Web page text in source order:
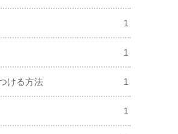
1
1
ける方法 1
1